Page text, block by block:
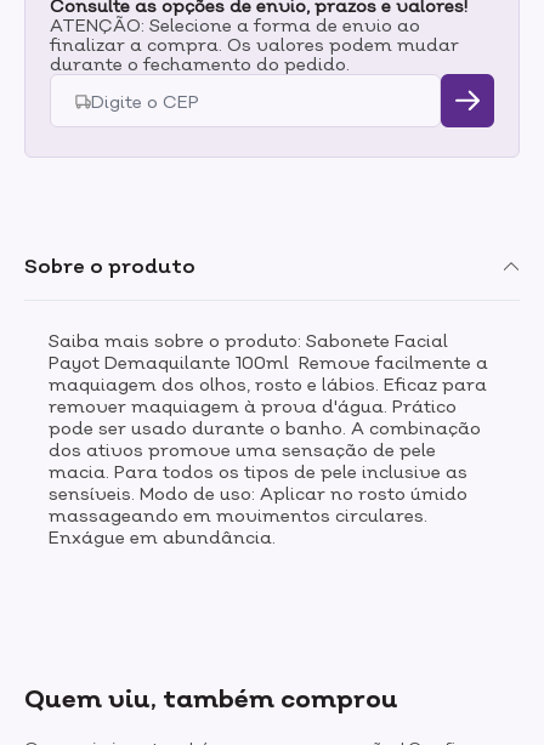
de uso: Aplicar no rosto úmido massageando em
movimentos circulares. Enxágue em abundância.
Consulte as opções de envio, prazos e valores!
ATENÇÃO: Selecione a forma de envio ao
finalizar a compra. Os valores podem mudar
durante o fechamento do pedido.
Sobre o produto
Saiba mais sobre o produto: Sabonete Facial
Payot Demaquilante 100ml Remove facilmente a
maquiagem dos olhos, rosto e lábios. Eficaz para
remover maquiagem à prova d'água. Prático
pode ser usado durante o banho. A combinação
dos ativos promove uma sensação de pele
macia. Para todos os tipos de pele inclusive as
sensíveis. Modo de uso: Aplicar no rosto úmido
massageando em movimentos circulares.
Enxágue em abundância.
Quem viu, também comprou